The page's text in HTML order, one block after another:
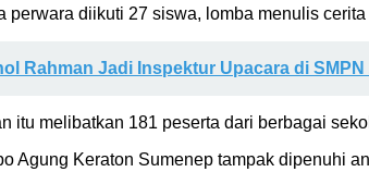
perwara diikuti 27 siswa, lomba menulis
Rahman Jadi Inspektur Upacara di
itu melibatkan 181 peserta dari berbagai
Agung Keraton Sumenep tampak dipenuhi